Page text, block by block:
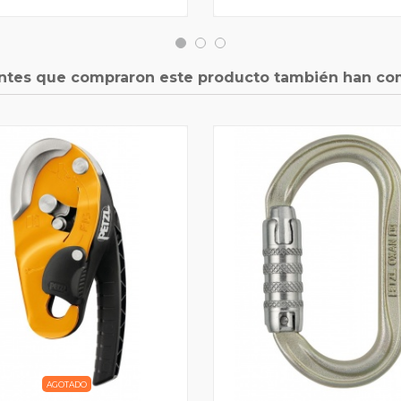
que compraron este producto también han
AGOTADO